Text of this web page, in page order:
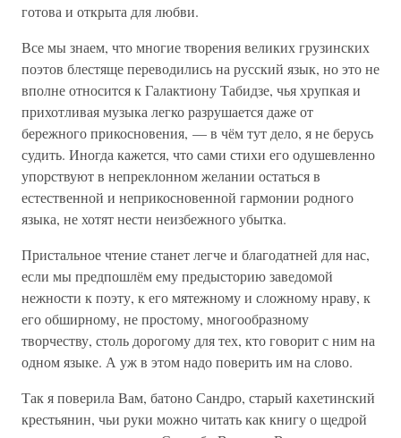
готова и открыта для любви.
Все мы знаем, что многие творения великих грузинских
поэтов блестяще переводились на русский язык, но это не
вполне относится к Галактиону Табидзе, чья хрупкая и
прихотливая музыка легко разрушается даже от
бережного прикосновения, — в чём тут дело, я не берусь
судить. Иногда кажется, что сами стихи его одушевленно
упорствуют в непреклонном желании остаться в
естественной и неприкосновенной гармонии родного
языка, не хотят нести неизбежного убытка.
Пристальное чтение станет легче и благодатней для нас,
если мы предпошлём ему предысторию заведомой
нежности к поэту, к его мятежному и сложному нраву, к
его обширному, не простому, многообразному
творчеству, столь дорогому для тех, кто говорит с ним на
одном языке. А уж в этом надо поверить им на слово.
Так я поверила Вам, батоно Сандро, старый кахетинский
крестьянин, чьи руки можно читать как книгу о щедрой